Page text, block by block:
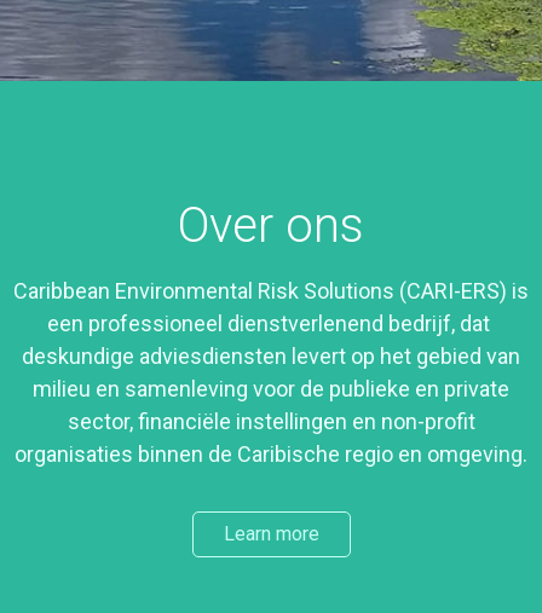
Over ons
Caribbean Environmental Risk Solutions (CARI-ERS) is
een professioneel dienstverlenend bedrijf, dat
deskundige adviesdiensten levert op het gebied van
milieu en samenleving voor de publieke en private
sector, financiële instellingen en non-profit
organisaties binnen de Caribische regio en omgeving.
Learn more